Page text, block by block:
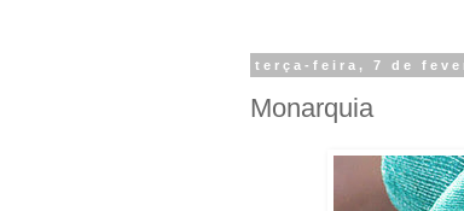
terça-feira, 7 de
Monarquia